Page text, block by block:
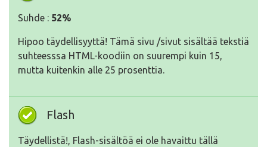
Suhde : 52%
Hipoo täydellisyyttä! Tämä sivu /sivut sisältää tekstiä
suhteesssa HTML-koodiin on suurempi kuin 15,
mutta kuitenkin alle 25 prosenttia.
Flash
Täydellistä!, Flash-sisältöä ei ole havaittu tällä